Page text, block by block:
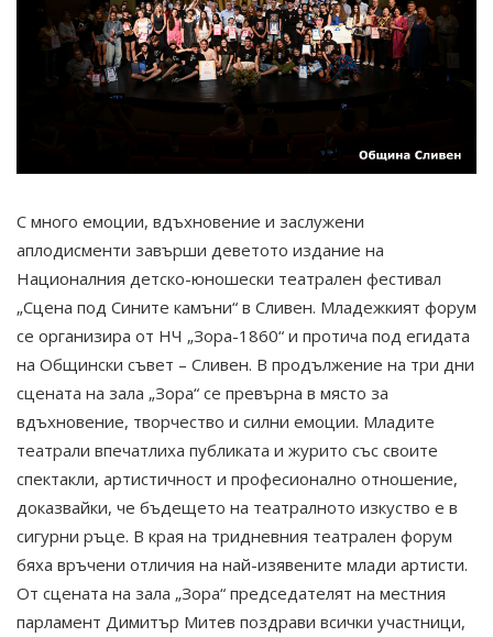
С много емоции, вдъхновение и заслужени
аплодисменти завърши деветото издание на
Националния детско-юношески театрален фестивал
„Сцена под Сините камъни“ в Сливен. Младежкият форум
се организира от НЧ „Зора-1860“ и протича под егидата
на Общински съвет – Сливен. В продължение на три дни
сцената на зала „Зора“ се превърна в място за
вдъхновение, творчество и силни емоции. Младите
театрали впечатлиха публиката и журито със своите
спектакли, артистичност и професионално отношение,
доказвайки, че бъдещето на театралното изкуство е в
сигурни ръце. В края на тридневния театрален форум
бяха връчени отличия на най-изявените млади артисти.
От сцената на зала „Зора“ председателят на местния
парламент Димитър Митев поздрави всички участници,